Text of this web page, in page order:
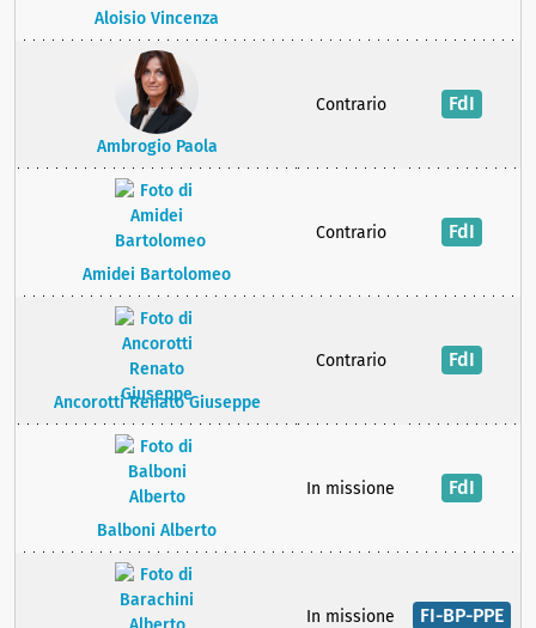
Aloisio Vincenza
Ambrogio Paola
Contrario FdI
Amidei Bartolomeo
Contrario FdI
Ancorotti Renato Giuseppe
Contrario FdI
Balboni Alberto
In missione FdI
In missione FI-BP-PPE